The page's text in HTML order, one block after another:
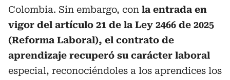
Colombia. Sin embargo, con la entrada en
vigor del artículo 21 de la Ley 2466 de 2025
(Reforma Laboral), el contrato de
aprendizaje recuperó su carácter laboral
especial, reconociéndoles a los aprendices los